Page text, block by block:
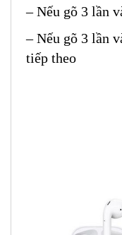
– Nếu gõ 3 lần
– Nếu gõ 3 lần
tiếp theo